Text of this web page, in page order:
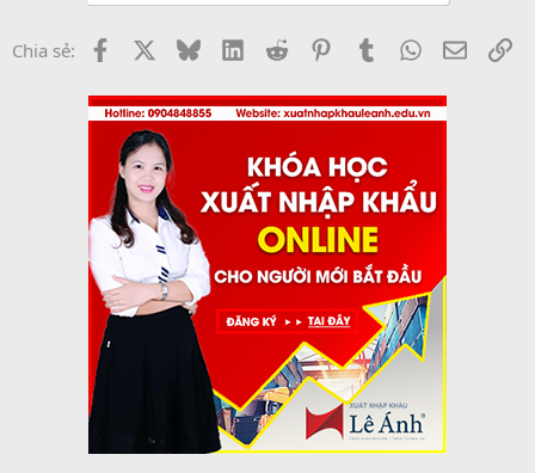
Chia sẻ: Facebook BlueskyLinkedInReddit PinterestTumblrWhatsApp
Email